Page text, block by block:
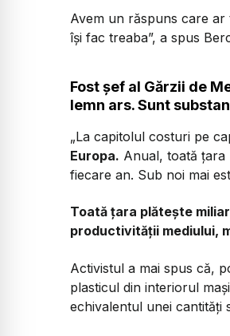
Avem un răspuns care
își fac treaba”, a spus
Fost șef al Gărzii de
lemn ars. Sunt
„La capitolul costuri pe
Europa. Anual, toată țara
fiecare an. Sub noi mai
Toată țara plătește
productivității mediului,
Activistul a mai spus că,
plasticul din interiorul
echivalentul unei cantități